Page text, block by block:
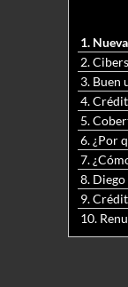
1.
2.
3. Buen
4.
5.
6. ¿Por
7.